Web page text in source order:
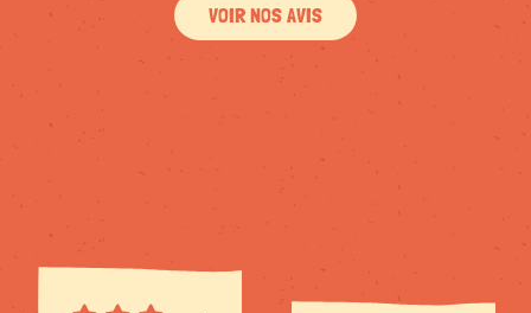
VOIR NOS AVIS